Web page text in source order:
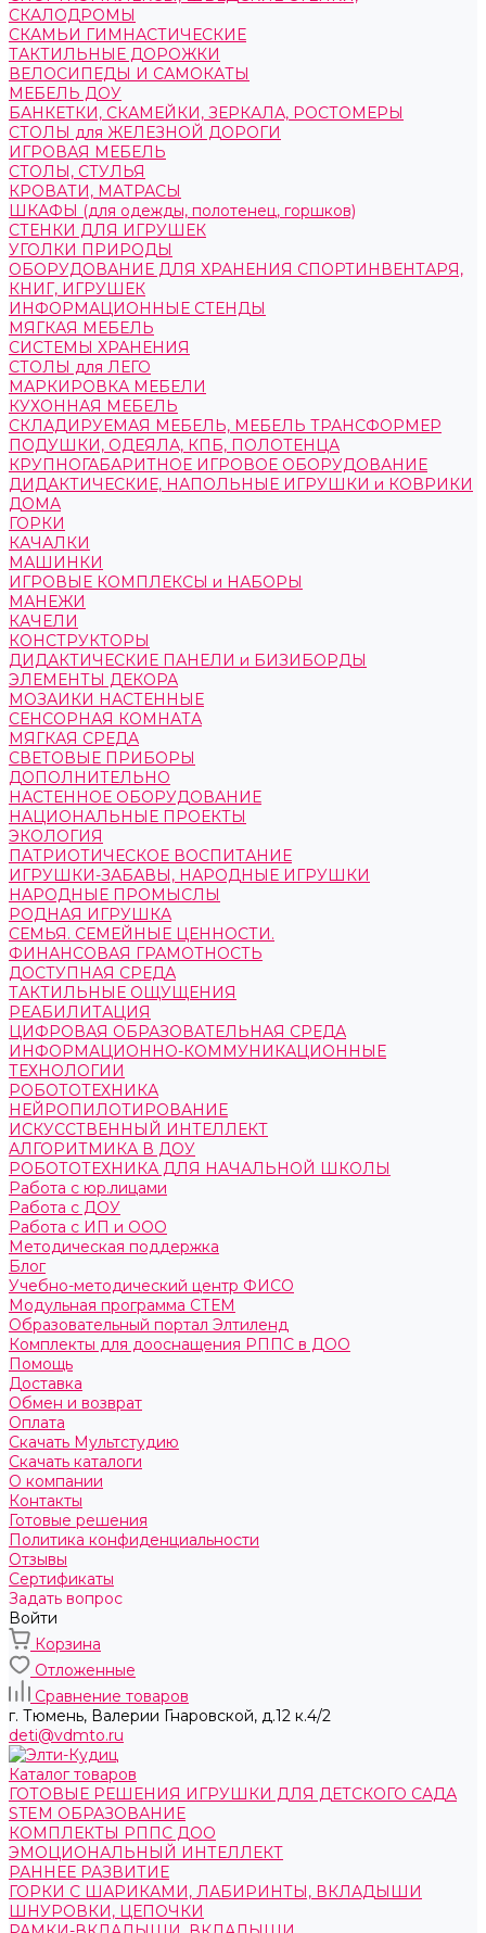
СКАЛОДРОМЫ
СКАМЬИ ГИМНАСТИЧЕСКИЕ
ТАКТИЛЬНЫЕ ДОРОЖКИ
ВЕЛОСИПЕДЫ И САМОКАТЫ
МЕБЕЛЬ ДОУ
БАНКЕТКИ, СКАМЕЙКИ, ЗЕРКАЛА, РОСТОМЕРЫ
СТОЛЫ для ЖЕЛЕЗНОЙ ДОРОГИ
ИГРОВАЯ МЕБЕЛЬ
СТОЛЫ, СТУЛЬЯ
КРОВАТИ, МАТРАСЫ
ШКАФЫ (для одежды, полотенец, горшков)
СТЕНКИ ДЛЯ ИГРУШЕК
УГОЛКИ ПРИРОДЫ
ОБОРУДОВАНИЕ ДЛЯ ХРАНЕНИЯ СПОРТИНВЕНТАРЯ,
КНИГ, ИГРУШЕК
ИНФОРМАЦИОННЫЕ СТЕНДЫ
МЯГКАЯ МЕБЕЛЬ
СИСТЕМЫ ХРАНЕНИЯ
СТОЛЫ для ЛЕГО
МАРКИРОВКА МЕБЕЛИ
КУХОННАЯ МЕБЕЛЬ
СКЛАДИРУЕМАЯ МЕБЕЛЬ, МЕБЕЛЬ ТРАНСФОРМЕР
ПОДУШКИ, ОДЕЯЛА, КПБ, ПОЛОТЕНЦА
КРУПНОГАБАРИТНОЕ ИГРОВОЕ ОБОРУДОВАНИЕ
ДИДАКТИЧЕСКИЕ, НАПОЛЬНЫЕ ИГРУШКИ и КОВРИКИ
ДОМА
ГОРКИ
КАЧАЛКИ
МАШИНКИ
ИГРОВЫЕ КОМПЛЕКСЫ и НАБОРЫ
МАНЕЖИ
КАЧЕЛИ
КОНСТРУКТОРЫ
ДИДАКТИЧЕСКИЕ ПАНЕЛИ и БИЗИБОРДЫ
ЭЛЕМЕНТЫ ДЕКОРА
МОЗАИКИ НАСТЕННЫЕ
СЕНСОРНАЯ КОМНАТА
МЯГКАЯ СРЕДА
СВЕТОВЫЕ ПРИБОРЫ
ДОПОЛНИТЕЛЬНО
НАСТЕННОЕ ОБОРУДОВАНИЕ
НАЦИОНАЛЬНЫЕ ПРОЕКТЫ
ЭКОЛОГИЯ
ПАТРИОТИЧЕСКОЕ ВОСПИТАНИЕ
ИГРУШКИ-ЗАБАВЫ, НАРОДНЫЕ ИГРУШКИ
НАРОДНЫЕ ПРОМЫСЛЫ
РОДНАЯ ИГРУШКА
СЕМЬЯ. СЕМЕЙНЫЕ ЦЕННОСТИ.
ФИНАНСОВАЯ ГРАМОТНОСТЬ
ДОСТУПНАЯ СРЕДА
ТАКТИЛЬНЫЕ ОЩУЩЕНИЯ
РЕАБИЛИТАЦИЯ
ЦИФРОВАЯ ОБРАЗОВАТЕЛЬНАЯ СРЕДА
ИНФОРМАЦИОННО-КОММУНИКАЦИОННЫЕ
ТЕХНОЛОГИИ
РОБОТОТЕХНИКА
НЕЙРОПИЛОТИРОВАНИЕ
ИСКУССТВЕННЫЙ ИНТЕЛЛЕКТ
АЛГОРИТМИКА В ДОУ
РОБОТОТЕХНИКА ДЛЯ НАЧАЛЬНОЙ ШКОЛЫ
Работа с юр.лицами
Работа с ДОУ
Работа с ИП и ООО
Методическая поддержка
Блог
Учебно-методический центр ФИСО
Модульная программа СТЕМ
Образовательный портал Элтиленд
Комплекты для дооснащения РППС в ДОО
Помощь
Доставка
Обмен и возврат
Оплата
Скачать Мультстудию
Скачать каталоги
О компании
Контакты
Готовые решения
Политика конфиденциальности
Отзывы
Сертификаты
Задать вопрос
Войти
Корзина
Отложенные
Сравнение товаров
г. Тюмень, ​Валерии Гнаровской, д.12 к.4/2
deti@vdmto.ru
Каталог товаров
ГОТОВЫЕ РЕШЕНИЯ ИГРУШКИ ДЛЯ ДЕТСКОГО САДА
STEM ОБРАЗОВАНИЕ
КОМПЛЕКТЫ РППС ДОО
ЭМОЦИОНАЛЬНЫЙ ИНТЕЛЛЕКТ
РАННЕЕ РАЗВИТИЕ
ГОРКИ С ШАРИКАМИ, ЛАБИРИНТЫ, ВКЛАДЫШИ
ШНУРОВКИ, ЦЕПОЧКИ